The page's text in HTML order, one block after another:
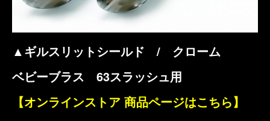
▲ギルスリットシールド / クローム
ベビーブラス 63スラッシュ用
【オンラインストア 商品ページはこちら】